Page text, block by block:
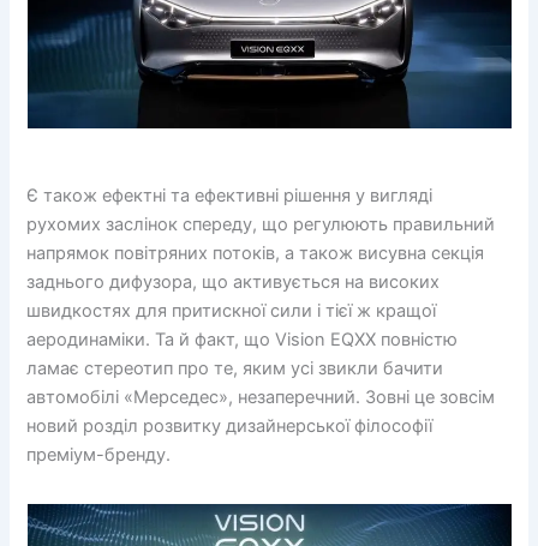
Є також ефектні та ефективні рішення у вигляді
рухомих заслінок спереду, що регулюють правильний
напрямок повітряних потоків, а також висувна секція
заднього дифузора, що активується на високих
швидкостях для притискної сили і тієї ж кращої
аеродинаміки. Та й факт, що Vision EQXX повністю
ламає стереотип про те, яким усі звикли бачити
автомобілі «Мерседес», незаперечний. Зовні це зовсім
новий розділ розвитку дизайнерської філософії
преміум-бренду.